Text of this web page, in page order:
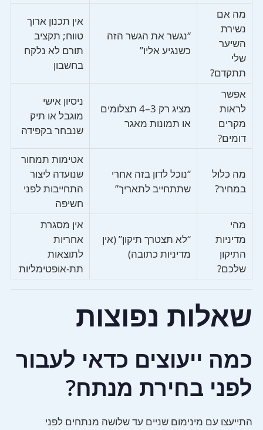
מה אם
נשירת
השיער
שלי
תתקדם?
“נגשר את הגשר הזה
כשנגיע אליו”
אין תכנון ארוך
טווח; תקציב
תורם לא נלקח
בחשבון
אפשר
לראות
מקרים
דומים?
מציג רק 3–4 תצלומים
או תמונות מאגר
ניסיון אישי
מוגבל או תיק
שנבחר בקפידה
מה כלול
במחיר?
“נוכל לדון בזה אחרי
שתתחייב לתאריך”
אטימות תמחור
שנועדה ליצור
התחייבות לפני
חשיפה
מהי
מדיניות
התיקון
שלכם?
“לא תצטרך תיקון” (אין
מדיניות כתובה)
אין מסגרת
אחריות
לתוצאות
תת-אופטימליות
שאלות נפוצות
כמה ייעוצים כדאי לעבור
לפני בחירת מנתח?
התייעצו עם מינימום שניים עד שלושה מנתחים לפני